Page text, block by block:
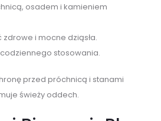
osadem i kamieniem
i mocne dziąsła.
stosowania.
przed próchnicą i stanami
świeży oddech.